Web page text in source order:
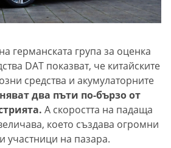
германската група за оценка
DAT показват, че китайските
средства и акумулаторните
два пъти по-бързо от
А скоростта на падаща
което създава огромни
участници на пазара.